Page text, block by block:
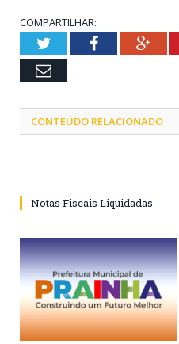
COMPARTILHAR:
TwitterFacebook
Email
CONTEÚDO RELACIONADO
Notas Fiscais Liquidadas